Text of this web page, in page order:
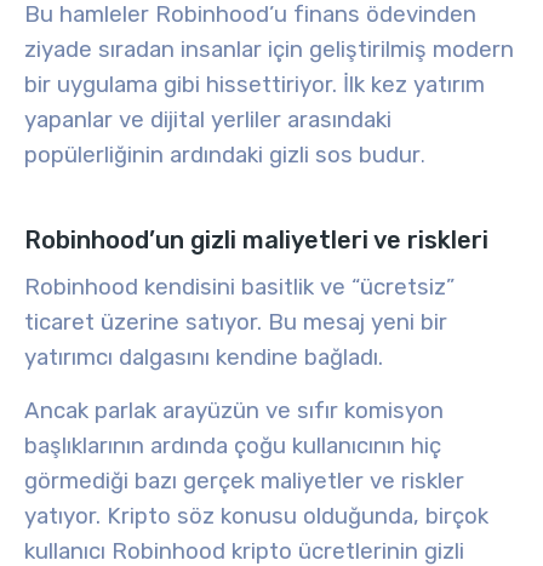
Bu hamleler Robinhood’u finans ödevinden
ziyade sıradan insanlar için geliştirilmiş modern
bir uygulama gibi hissettiriyor. İlk kez yatırım
yapanlar ve dijital yerliler arasındaki
popülerliğinin ardındaki gizli sos budur.
Robinhood’un gizli maliyetleri ve riskleri
Robinhood kendisini basitlik ve “ücretsiz”
ticaret üzerine satıyor. Bu mesaj yeni bir
yatırımcı dalgasını kendine bağladı.
Ancak parlak arayüzün ve sıfır komisyon
başlıklarının ardında çoğu kullanıcının hiç
görmediği bazı gerçek maliyetler ve riskler
yatıyor. Kripto söz konusu olduğunda, birçok
kullanıcı Robinhood kripto ücretlerinin gizli